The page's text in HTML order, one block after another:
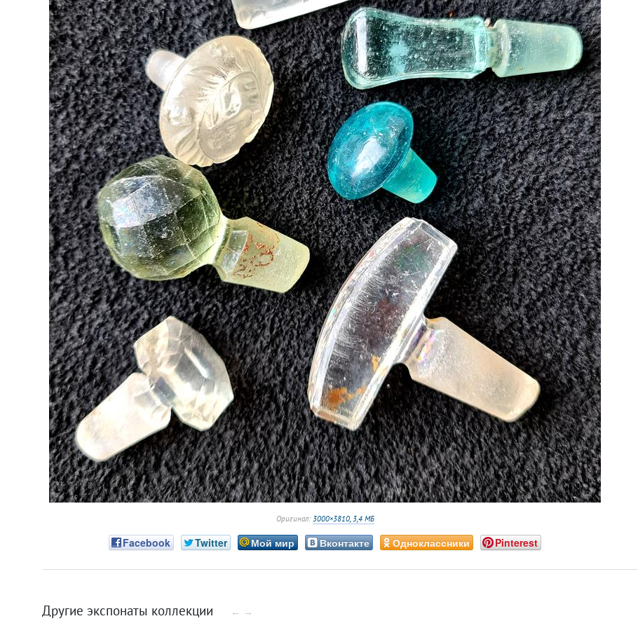
Оригинал: 3000×3810, 3,4 МБ
Facebook Twitter Мой мир Вконтакте Одноклассники Pinterest
Другие экспонаты коллекции ← →